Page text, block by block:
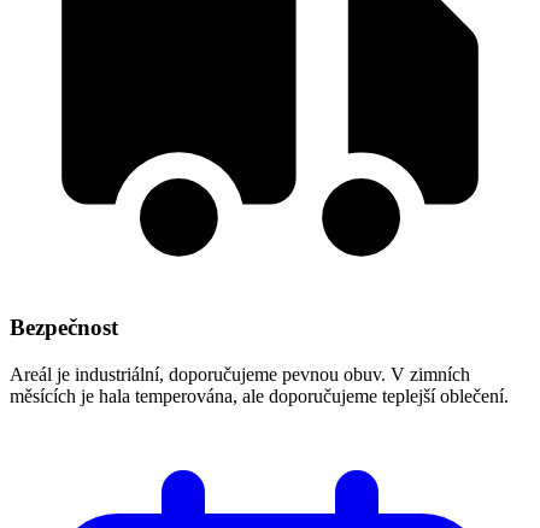
Bezpečnost
Areál je industriální, doporučujeme pevnou obuv. V zimních
měsících je hala temperována, ale doporučujeme teplejší oblečení.